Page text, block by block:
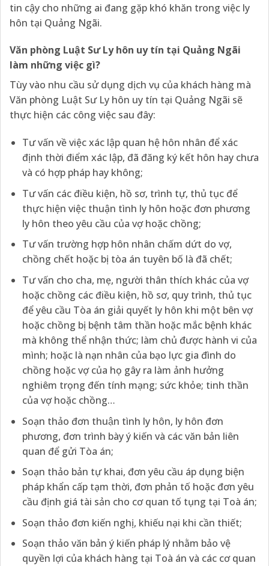
tin cậy cho những ai đang gặp khó khăn trong việc ly
hôn tại Quảng Ngãi.
Văn phòng Luật Sư Ly hôn uy tín tại Quảng Ngãi
làm những việc gì?
Tùy vào nhu cầu sử dụng dịch vụ của khách hàng mà
Văn phòng Luật Sư Ly hôn uy tín tại Quảng Ngãi sẽ
thực hiện các công việc sau đây:
Tư vấn về việc xác lập quan hệ hôn nhân để xác
định thời điểm xác lập, đã đăng ký kết hôn hay chưa
và có hợp pháp hay không;
Tư vấn các điều kiện, hồ sơ, trình tự, thủ tục để
thực hiện việc thuận tình ly hôn hoặc đơn phương
ly hôn theo yêu cầu của vợ hoặc chồng;
Tư vấn trường hợp hôn nhân chấm dứt do vợ,
chồng chết hoặc bị tòa án tuyên bố là đã chết;
Tư vấn cho cha, mẹ, người thân thích khác của vợ
hoặc chồng các điều kiện, hồ sơ, quy trình, thủ tục
để yêu cầu Tòa án giải quyết ly hôn khi một bên vợ
hoặc chồng bị bệnh tâm thần hoặc mắc bệnh khác
mà không thể nhận thức; làm chủ được hành vi của
mình; hoặc là nạn nhân của bạo lực gia đình do
chồng hoặc vợ của họ gây ra làm ảnh hưởng
nghiêm trọng đến tính mạng; sức khỏe; tinh thần
của vợ hoặc chồng…
Soạn thảo đơn thuận tình ly hôn, ly hôn đơn
phương, đơn trình bày ý kiến và các văn bản liên
quan để gửi Tòa án;
Soạn thảo bản tự khai, đơn yêu cầu áp dụng biện
pháp khẩn cấp tạm thời, đơn phản tố hoặc đơn yêu
cầu định giá tài sản cho cơ quan tố tụng tại Toà án;
Soạn thảo đơn kiến nghị, khiếu nại khi cần thiết;
Soạn thảo văn bản ý kiến pháp lý nhằm bảo vệ
quyền lợi của khách hàng tại Toà án và các cơ quan